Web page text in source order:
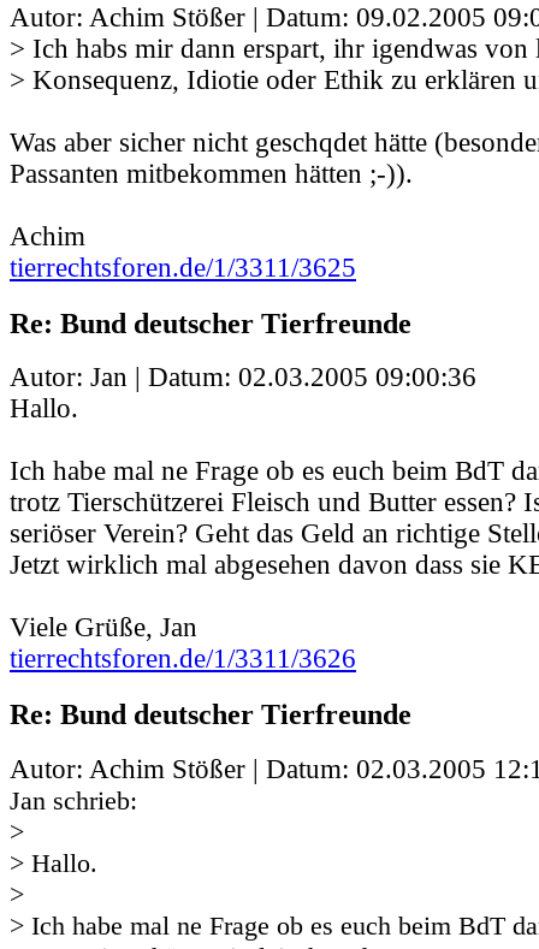
Autor: Achim Stößer | Datum: 09.02.2005
> Ich habs mir dann erspart, ihr igendwas von
> Konsequenz, Idiotie oder Ethik zu erklären
Was aber sicher nicht geschqdet hätte
Passanten mitbekommen hätten ;-)).
Achim
tierrechtsforen.de/1/3311/3625
Re: Bund deutscher Tierfreunde
Autor: Jan | Datum: 02.03.2005 09:00:36
Hallo.
Ich habe mal ne Frage ob es euch beim BdT
trotz Tierschützerei Fleisch und Butter essen?
seriöser Verein? Geht das Geld an richtige
Jetzt wirklich mal abgesehen davon dass sie
Viele Grüße, Jan
tierrechtsforen.de/1/3311/3626
Re: Bund deutscher Tierfreunde
Autor: Achim Stößer | Datum: 02.03.2005
Jan schrieb:
>
> Hallo.
>
> Ich habe mal ne Frage ob es euch beim BdT